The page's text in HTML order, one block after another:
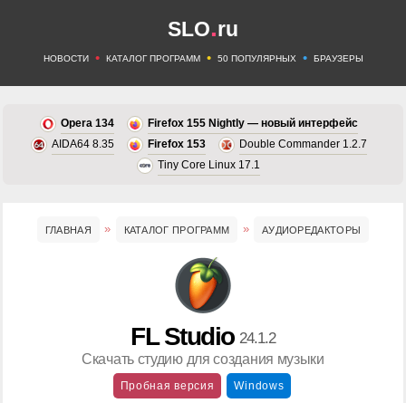
SLO.ru
НОВОСТИ • КАТАЛОГ ПРОГРАММ • 50 ПОПУЛЯРНЫХ • БРАУЗЕРЫ
Opera 134
Firefox 155 Nightly — новый интерфейс
AIDA64 8.35
Firefox 153
Double Commander 1.2.7
Tiny Core Linux 17.1
ГЛАВНАЯ КАТАЛОГ ПРОГРАММ АУДИОРЕДАКТОРЫ
FL Studio 24.1.2
Скачать студию для создания музыки
Пробная версия Windows